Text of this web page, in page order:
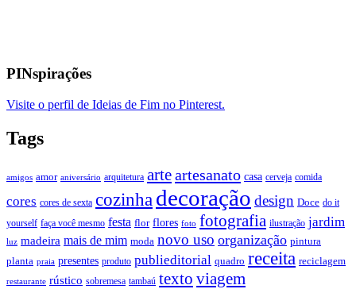
PINspirações
Visite o perfil de Ideias de Fim no Pinterest.
Tags
amigos amor aniversário arquitetura arteartesanato casa cerveja comida
cores cores de sexta cozinha decoração design Doce do it
yourself faça você mesmo festa flor flores foto fotografia ilustração jardim
luz madeira mais de mim moda novo uso organização pintura
planta praia presentes produto publieditorial quadro receita reciclagem
restaurante rústico sobremesa tambaú texto viagem